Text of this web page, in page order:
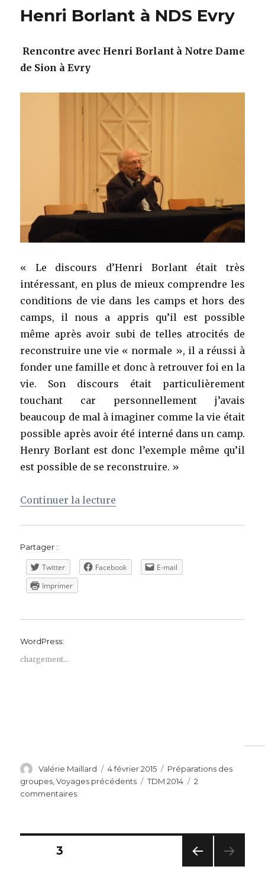
génocide
Henri Borlant à NDS Evry
Rencontre avec Henri Borlant à Notre Dame
de Sion à Evry
« Le discours d’Henri Borlant était très
intéressant, en plus de mieux comprendre les
conditions de vie dans les camps et hors des
camps, il nous a appris qu’il est possible
même après avoir subi de telles atrocités de
reconstruire une vie « normale », il a réussi à
fonder une famille et donc à retrouver foi en la
vie. Son discours était particulièrement
touchant car personnellement j’avais
beaucoup de mal à imaginer comme la vie était
possible après avoir été interné dans un camp.
Henry Borlant est donc l’exemple même qu’il
est possible de se reconstruire. »
Continuer la lecture
Partager :
Twitter Facebook
E-mail
Imprimer
WordPress:
chargement…
Auteur
Valérie Maillard
Publié
le
4 février 2015 Catégories
Préparations des
groupes ,Voyages précédents Étiquettes
TDM 2014
2
commentairessur
Navigation
PAGE3